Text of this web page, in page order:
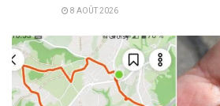
8 AOÛT 2026